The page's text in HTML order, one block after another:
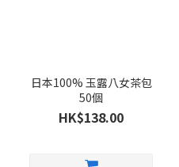
日本100% 玉露八女茶包
50個
HK$138.00